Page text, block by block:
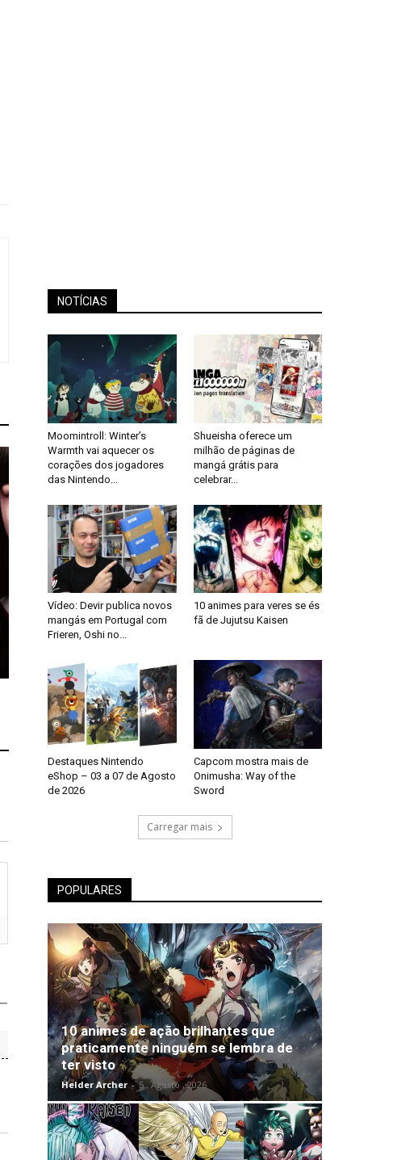
NOTÍCIAS
Moomintroll: Winter’s
Warmth vai aquecer os
corações dos jogadores
das Nintendo...
Shueisha oferece um
milhão de páginas de
mangá grátis para
celebrar...
Vídeo: Devir publica novos
mangás em Portugal com
Frieren, Oshi no...
10 animes para veres se és
fã de Jujutsu Kaisen
Destaques Nintendo
eShop – 03 a 07 de Agosto
de 2026
Capcom mostra mais de
Onimusha: Way of the
Sword
Carregar mais
POPULARES
10 animes de ação brilhantes que
praticamente ninguém se lembra de
ter visto
Helder Archer - 5 , Agosto , 2026